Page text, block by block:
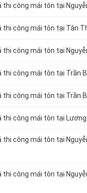
công mái tôn tại
công mái tôn tại Tân
công mái tôn tại
công mái tôn tại Trần
công mái tôn tại Trần
công mái tôn tại Lương
công mái tôn tại
thi công mái tôn tại